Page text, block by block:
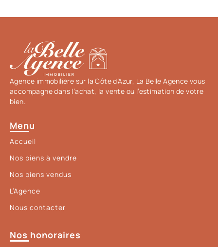
Agence immobilière sur la Côte d’Azur, La Belle Agence vous
accompagne dans l’achat, la vente ou l’estimation de votre
bien.
Menu
Accueil
Nos biens à vendre
Nos biens vendus
L’Agence
Nous contacter
Nos honoraires